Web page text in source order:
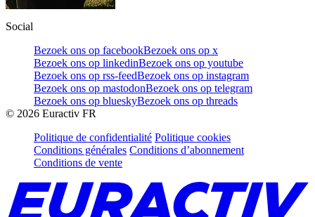
Social
Bezoek ons op facebookBezoek ons op x
Bezoek ons op linkedinBezoek ons op youtube
Bezoek ons op rss-feedBezoek ons op instagram
Bezoek ons op mastodonBezoek ons op telegram
Bezoek ons op blueskyBezoek ons op threads
© 2026 Euractiv FR
Politique de confidentialité Politique cookies
Conditions générales Conditions d’abonnement
Conditions de vente